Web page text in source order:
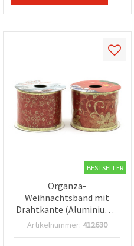
BESTSELLER
Organza-
Weihnachtsband mit
Drahtkante (Aluminium),
Rot mit goldfarbenem
Artikelnummer: 412630